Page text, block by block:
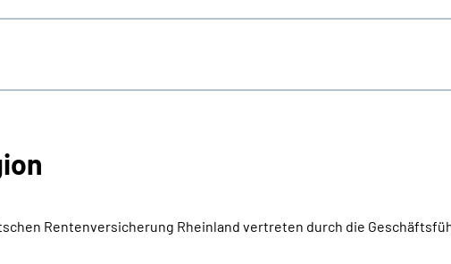
Rentenversicherung Rheinland vertreten durch die